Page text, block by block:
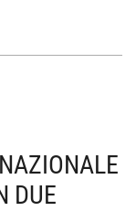
DUE